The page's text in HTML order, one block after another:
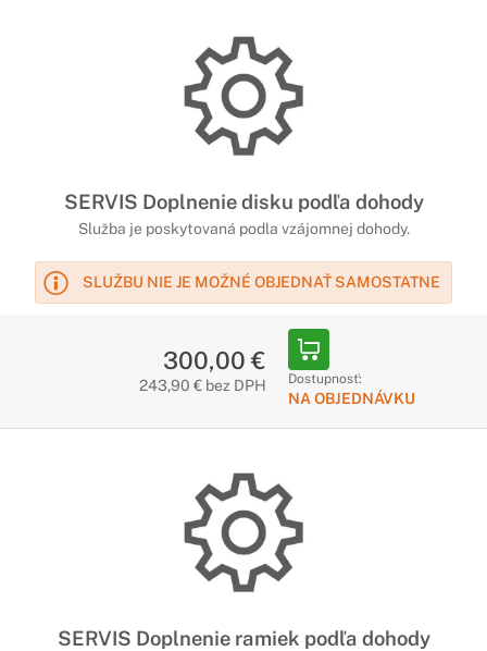
SERVIS Doplnenie disku podľa dohody
Služba je poskytovaná podla vzájomnej dohody.
SLUŽBU NIE JE MOŽNÉ OBJEDNAŤ SAMOSTATNE
300,00 €
243,90 € bez DPH Dostupnosť:
NA OBJEDNÁVKU
SERVIS Doplnenie ramiek podľa dohody